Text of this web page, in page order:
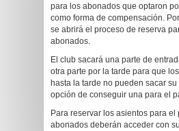
para los abonados que optaron
como forma de compensación.
se abrirá el proceso de reserva
abonados.
El club sacará una parte de
otra parte por la tarde para que
hasta la tarde no pueden sacar
opción de conseguir una para el
Para reservar los asientos para el
abonados deberán acceder con